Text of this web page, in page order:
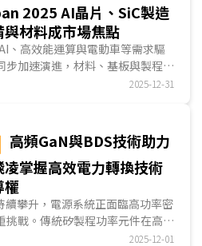
2025 AI晶片、SiC製造
與材料成市場焦點
、高效能運算與電動車等需求驅
步加速演進，材料、基板與製程設
Japan 2025的展示...2025-12-31
高頻GaN與BDS技術助力
凌掌握高效電力轉換技術
權
續攀升，電源系統正面臨高功率密
挑戰。傳統矽製程功率元件在高
漸逼近極限，推動第三代半導體
2025-12-01